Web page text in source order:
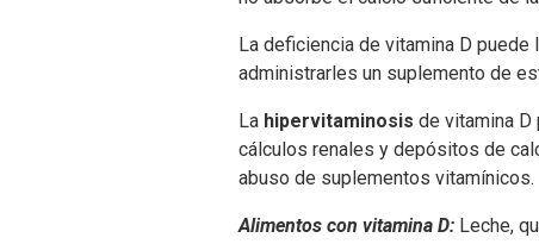
La deficiencia de vitamina D
administrarles un suplemento de
La hipervitaminosis de vitamina
cálculos renales y depósitos de
abuso de suplementos vitamínicos.
Alimentos con vitamina D: Leche,